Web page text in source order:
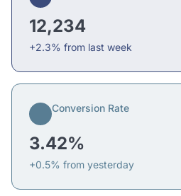
12,234
+2.3% from last week
Conversion Rate
3.42%
+0.5% from yesterday